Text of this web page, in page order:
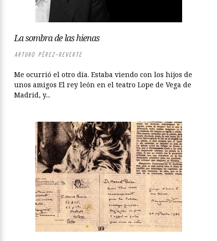
La sombra de las hienas
ARTURO PÉREZ-REVERTE
Me ocurrió el otro día. Estaba viendo con los hijos de
unos amigos El rey león en el teatro Lope de Vega de
Madrid, y...